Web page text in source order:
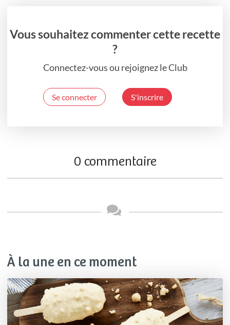
Vous souhaitez commenter cette recette
?
Connectez-vous ou rejoignez le Club
Se connecter S'inscrire
0 commentaire
À la une en ce moment